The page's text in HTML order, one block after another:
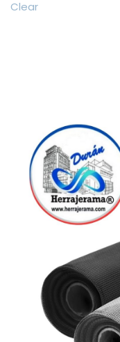
Clear